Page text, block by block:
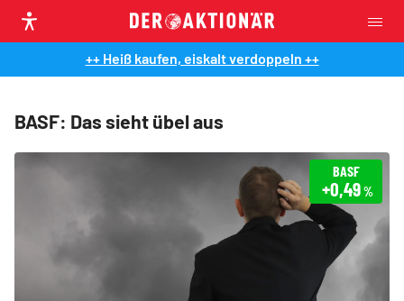
++ Heiß kaufen, eiskalt verdoppeln ++
BASF: Das sieht übel aus
BASF
+0,49%